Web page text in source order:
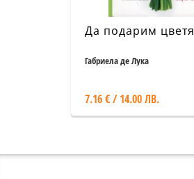
Да подарим цветя
Габриела де Лука
7.16 € / 14.00 ЛВ.